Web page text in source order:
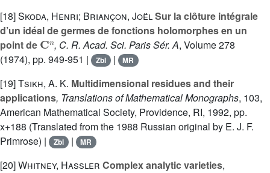
[18]Skoda, Henri; Briançon, JoëlSur la clôture intégrale
d’un idéal de germes de fonctions holomorphes en un
point de
Cn
, C. R. Acad. Sci. Paris Sér. A, Volume 278
(1974), pp. 949-951 |
Zbl | MR
[19]Tsikh, A. K. Multidimensional residues and their
applications, Translations of Mathematical Monographs, 103,
American Mathematical Society, Providence, RI, 1992, pp.
x+188 (Translated from the 1988 Russian original by E. J. F.
Primrose) |
Zbl | MR
[20]Whitney, Hassler Complex analytic varieties,